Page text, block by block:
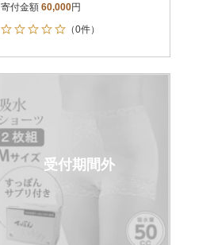
寄付金額 60,000円
（0件）
受付期間外